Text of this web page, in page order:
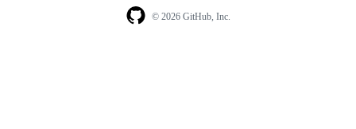
© 2026 GitHub, Inc.